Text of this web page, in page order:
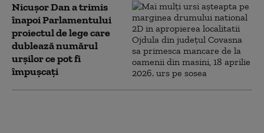
Nicușor Dan a trimis
înapoi Parlamentului
proiectul de lege care
dublează numărul
urșilor ce pot fi
împușcați